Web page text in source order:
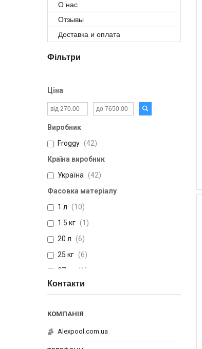
О нас
Отзывы
Доставка и оплата
Фільтри
Ціна
Виробник
Froggy
42
Країна виробник
Україна
42
Фасовка матеріалу
1 л
10
1.5 кг
1
20 л
6
25 кг
6
27 кг
1
Ще 1
Контакти
Alexpool.com.ua